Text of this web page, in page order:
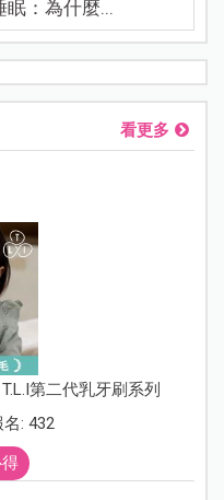
：為什麼...
看更多
第二代乳牙刷系列
: 432